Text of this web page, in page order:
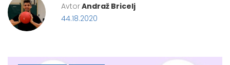
AvtorAndraž Bricelj
44.18.2020